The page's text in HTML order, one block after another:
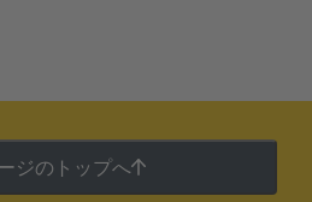
ジのトップへ